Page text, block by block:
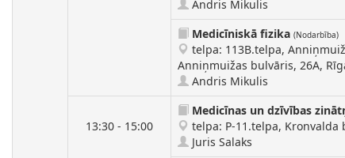
Andris Mikulis
Medicīniskā fizika (Nodarbība)
telpa: 113B.telpa,
Anniņmuižas bulvāris, 26A,
Andris Mikulis
13:30 - 15:00
Medicīnas un dzīvības
telpa: P-11.telpa, Kronvalda
Juris Salaks